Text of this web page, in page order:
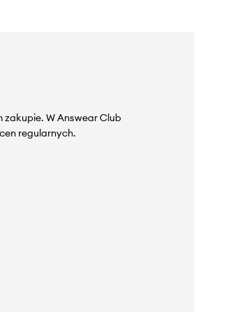
zakupie. W Answear Club
regularnych.